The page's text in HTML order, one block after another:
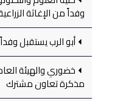
وفداً من الإغاثة
أبو الرب يستقبل
خضوري والهيئة
مذكرة تعاون مشترك